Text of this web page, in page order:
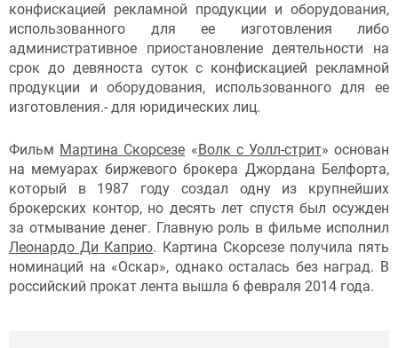
конфискацией рекламной продукции и оборудования,
использованного для ее изготовления либо
административное приостановление деятельности на
срок до девяноста суток с конфискацией рекламной
продукции и оборудования, использованного для ее
изготовления.- для юридических лиц.
Фильм Мартина Скорсезе «Волк с Уолл-стрит» основан
на мемуарах биржевого брокера Джордана Белфорта,
который в 1987 году создал одну из крупнейших
брокерских контор, но десять лет спустя был осужден
за отмывание денег. Главную роль в фильме исполнил
Леонардо Ди Каприо. Картина Скорсезе получила пять
номинаций на «Оскар», однако осталась без наград. В
российский прокат лента вышла 6 февраля 2014 года.